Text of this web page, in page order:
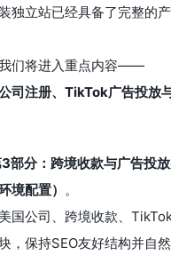
独立站已经具备了完整的
们将进入重点内容——
司注册、TikTok广告投放
部分：跨境收款与广告投
境配置） 。
国公司、跨境收款、
，保持SEO友好结构并自